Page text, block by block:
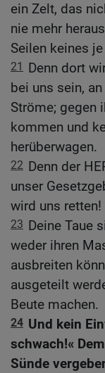
ein Zelt, das
nie mehr
Seilen keines
21
Denn dort
bei uns sein,
Ströme; gegen
kommen und
herüberwagen.
22 Denn der
unser
wird uns retten!
23 Deine Taue
weder ihren
ausbreiten
ausgeteilt
Beute machen.
24 Und kein
schwach!«
Sünde